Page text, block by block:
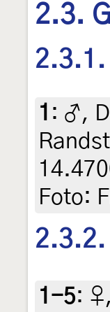
2.3.
2.3.1.
1 : ♂,
Foto:
2.3.2.
1-5: